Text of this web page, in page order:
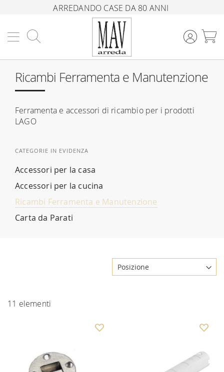
ARREDANDO CASE DA 80 ANNI
Ricambi Ferramenta e Manutenzione
Ferramenta e accessori di ricambio per i prodotti
LAGO
CATEGORIE IN EVIDENZA
Accessori per la casa
Accessori per la cucina
Ricambi Ferramenta e Manutenzione
Carta da Parati
11 elementi